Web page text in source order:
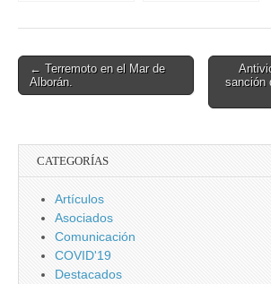
de compuestos
salud
acuerdo sobre
intensifica sus
esfuerzos para
hacer frente a las
ciberamenazas
Post
navigation
← Terremoto en el Mar de
Alborán.
sanción
CATEGORÍAS
Artículos
Asociados
Comunicación
COVID'19
Destacados